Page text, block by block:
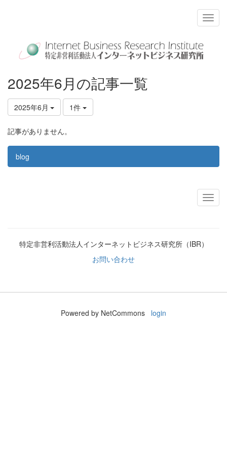
2025年6月の記事一覧
2025年6月 1件
記事がありません。
blog
特定非営利活動法人インターネットビジネス研究所（IBR）
お問い合わせ
Powered by NetCommons login